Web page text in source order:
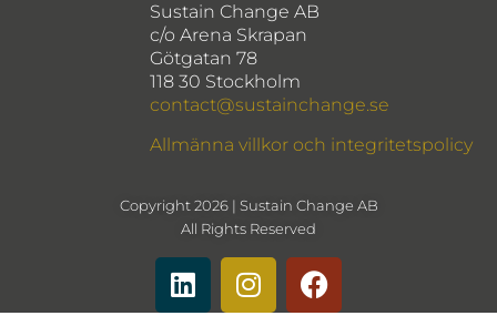
Sustain Change AB
c/o Arena Skrapan
Götgatan 78
118 30 Stockholm
contact@sustainchange.se
Allmänna villkor och integritetspolicy
Copyright 2026 | Sustain Change AB
All Rights Reserved